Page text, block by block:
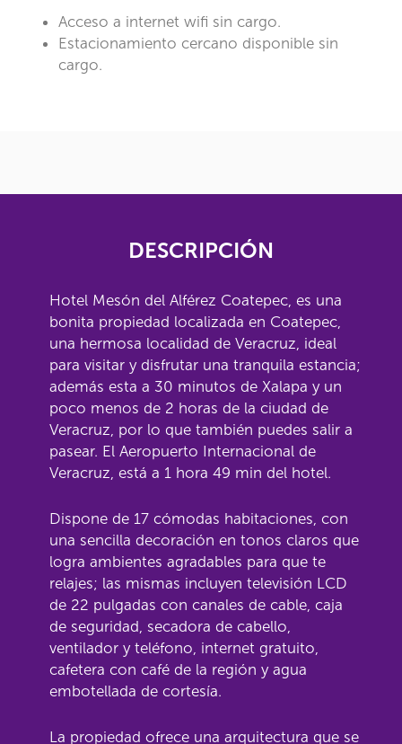
Acceso a internet wifi sin cargo.
Estacionamiento cercano disponible sin
cargo.
DESCRIPCIÓN
Hotel Mesón del Alférez Coatepec, es una
bonita propiedad localizada en Coatepec,
una hermosa localidad de Veracruz, ideal
para visitar y disfrutar una tranquila estancia;
además esta a 30 minutos de Xalapa y un
poco menos de 2 horas de la ciudad de
Veracruz, por lo que también puedes salir a
pasear. El Aeropuerto Internacional de
Veracruz, está a 1 hora 49 min del hotel.
Dispone de 17 cómodas habitaciones, con
una sencilla decoración en tonos claros que
logra ambientes agradables para que te
relajes; las mismas incluyen televisión LCD
de 22 pulgadas con canales de cable, caja
de seguridad, secadora de cabello,
ventilador y teléfono, internet gratuito,
cafetera con café de la región y agua
embotellada de cortesía.
La propiedad ofrece una arquitectura que se